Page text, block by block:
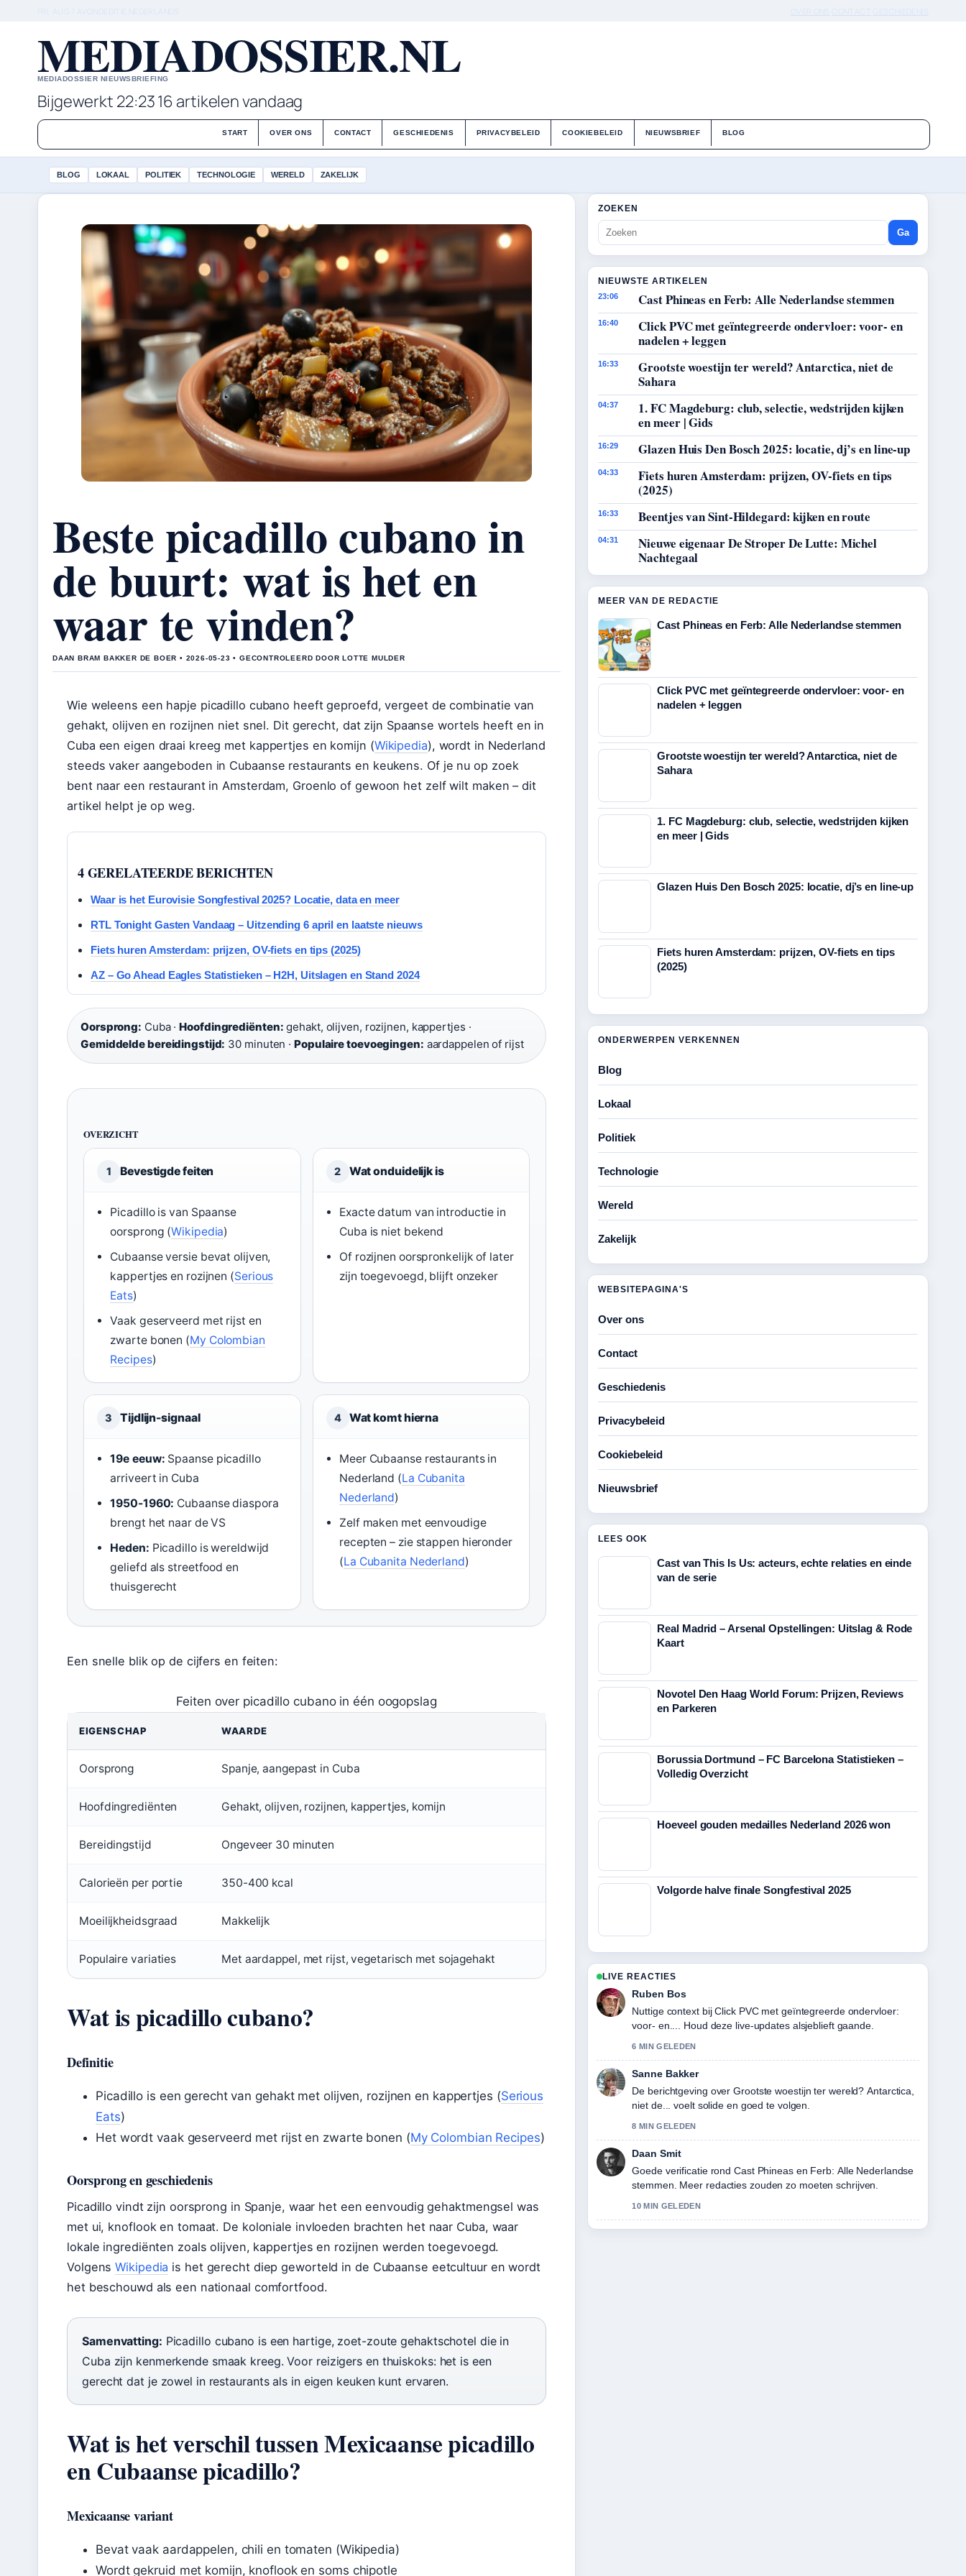
FRI, AUG 7 AVONDEDITIE NEDERLANDS OVER ONS CONTACT
MEDIADOSSIER.NL
MEDIADOSSIER NIEUWSBRIEFING
Bijgewerkt 22:2316 artikelen vandaag
START OVER ONS CONTACT GESCHIEDENIS PRIVACYBELEID COOKIEBELEID NIEUWSBRIEF BLOG
BLOG LOKAAL POLITIEK TECHNOLOGIE WERELD ZAKELIJK
Beste picadillo cubano in
de buurt: wat is het en
waar te vinden?
DAAN BRAM BAKKER DE BOER • 2026-05-23 • GECONTROLEERD DOOR LOTTE MULDER
Wie weleens een hapje picadillo cubano heeft geproefd, vergeet de combinatie van
gehakt, olijven en rozijnen niet snel. Dit gerecht, dat zijn Spaanse wortels heeft en in
Cuba een eigen draai kreeg met kappertjes en komijn (Wikipedia), wordt in Nederland
steeds vaker aangeboden in Cubaanse restaurants en keukens. Of je nu op zoek
bent naar een restaurant in Amsterdam, Groenlo of gewoon het zelf wilt maken – dit
artikel helpt je op weg.
4 GERELATEERDE BERICHTEN
Waar is het Eurovisie Songfestival 2025? Locatie, data en meer
RTL Tonight Gasten Vandaag – Uitzending 6 april en laatste nieuws
Fiets huren Amsterdam: prijzen, OV-fiets en tips (2025)
AZ – Go Ahead Eagles Statistieken – H2H, Uitslagen en Stand 2024
Oorsprong: Cuba ·Hoofdingrediënten: gehakt, olijven, rozijnen, kappertjes ·
Gemiddelde bereidingstijd: 30 minuten ·Populaire toevoegingen: aardappelen of rijst
OVERZICHT
1 Bevestigde feiten
Picadillo is van Spaanse
oorsprong (Wikipedia)
Cubaanse versie bevat olijven,
kappertjes en rozijnen (Serious
Eats)
Vaak geserveerd met rijst en
zwarte bonen (My Colombian
Recipes)
2 Wat onduidelijk is
Exacte datum van introductie in
Cuba is niet bekend
Of rozijnen oorspronkelijk of later
zijn toegevoegd, blijft onzeker
3 Tijdlijn-signaal
19e eeuw: Spaanse picadillo
arriveert in Cuba
1950-1960: Cubaanse diaspora
brengt het naar de VS
Heden: Picadillo is wereldwijd
geliefd als streetfood en
thuisgerecht
4 Wat komt hierna
Meer Cubaanse restaurants in
Nederland (La Cubanita
Nederland)
Zelf maken met eenvoudige
recepten – zie stappen hieronder
(La Cubanita Nederland)
Een snelle blik op de cijfers en feiten:
Feiten over picadillo cubano in één oogopslag
EIGENSCHAP WAARDE
Oorsprong Spanje, aangepast in Cuba
Hoofdingrediënten Gehakt, olijven, rozijnen, kappertjes, komijn
Bereidingstijd Ongeveer 30 minuten
Calorieën per portie 350-400 kcal
Moeilijkheidsgraad Makkelijk
Populaire variaties Met aardappel, met rijst, vegetarisch met sojagehakt
Wat is picadillo cubano?
Definitie
Picadillo is een gerecht van gehakt met olijven, rozijnen en kappertjes (Serious
Eats)
Het wordt vaak geserveerd met rijst en zwarte bonen (My Colombian Recipes)
Oorsprong en geschiedenis
Picadillo vindt zijn oorsprong in Spanje, waar het een eenvoudig gehaktmengsel was
met ui, knoflook en tomaat. De koloniale invloeden brachten het naar Cuba, waar
lokale ingrediënten zoals olijven, kappertjes en rozijnen werden toegevoegd.
VolgensWikipedia is het gerecht diep geworteld in de Cubaanse eetcultuur en wordt
het beschouwd als een nationaal comfortfood.
Samenvatting: Picadillo cubano is een hartige, zoet-zoute gehaktschotel die in
Cuba zijn kenmerkende smaak kreeg. Voor reizigers en thuiskoks: het is een
gerecht dat je zowel in restaurants als in eigen keuken kunt ervaren.
Wat is het verschil tussen Mexicaanse picadillo
en Cubaanse picadillo?
Mexicaanse variant
Bevat vaak aardappelen, chili en tomaten (Wikipedia)
Wordt gekruid met komijn, knoflook en soms chipotle
ZOEKEN
Ga
NIEUWSTE ARTIKELEN
23:06 Cast Phineas en Ferb: Alle Nederlandse stemmen
16:40
Click PVC met geïntegreerde ondervloer: voor- en
nadelen + leggen
16:33
Grootste woestijn ter wereld? Antarctica, niet de
Sahara
04:37
1. FC Magdeburg: club, selectie, wedstrijden kijken
en meer | Gids
16:29 Glazen Huis Den Bosch 2025: locatie, dj’s en line-up
04:33
Fiets huren Amsterdam: prijzen, OV-fiets en tips
(2025)
16:33 Beentjes van Sint-Hildegard: kijken en route
04:31
Nieuwe eigenaar De Stroper De Lutte: Michel
Nachtegaal
MEER VAN DE REDACTIE
Cast Phineas en Ferb: Alle Nederlandse stemmen
Click PVC met geïntegreerde ondervloer: voor- en
nadelen + leggen
Grootste woestijn ter wereld? Antarctica, niet de
Sahara
1. FC Magdeburg: club, selectie, wedstrijden kijken
en meer | Gids
Glazen Huis Den Bosch 2025: locatie, dj’s en line-up
Fiets huren Amsterdam: prijzen, OV-fiets en tips
(2025)
ONDERWERPEN VERKENNEN
Blog
Lokaal
Politiek
Technologie
Wereld
Zakelijk
WEBSITEPAGINA'S
Over ons
Contact
Geschiedenis
Privacybeleid
Cookiebeleid
Nieuwsbrief
LEES OOK
Cast van This Is Us: acteurs, echte relaties en einde
van de serie
Real Madrid – Arsenal Opstellingen: Uitslag & Rode
Kaart
Novotel Den Haag World Forum: Prijzen, Reviews
en Parkeren
Borussia Dortmund – FC Barcelona Statistieken –
Volledig Overzicht
Hoeveel gouden medailles Nederland 2026 won
Volgorde halve finale Songfestival 2025
LIVE REACTIES
Ruben Bos
Nuttige context bij Click PVC met geïntegreerde ondervloer:
voor- en.... Houd deze live-updates alsjeblieft gaande.
6 MIN GELEDEN
Sanne Bakker
De berichtgeving over Grootste woestijn ter wereld? Antarctica,
niet de... voelt solide en goed te volgen.
8 MIN GELEDEN
Daan Smit
Goede verificatie rond Cast Phineas en Ferb: Alle Nederlandse
stemmen. Meer redacties zouden zo moeten schrijven.
10 MIN GELEDEN